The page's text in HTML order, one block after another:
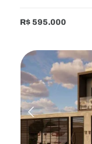
R$ 595.000